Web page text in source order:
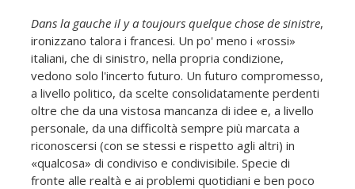
Dans la gauche il y a toujours quelque chose de sinistre,
ironizzano talora i francesi. Un po' meno i «rossi»
italiani, che di sinistro, nella propria condizione,
vedono solo l'incerto futuro. Un futuro compromesso,
a livello politico, da scelte consolidatamente perdenti
oltre che da una vistosa mancanza di idee e, a livello
personale, da una difficoltà sempre più marcata a
riconoscersi (con se stessi e rispetto agli altri) in
«qualcosa» di condiviso e condivisibile. Specie di
fronte alle realtà e ai problemi quotidiani e ben poco